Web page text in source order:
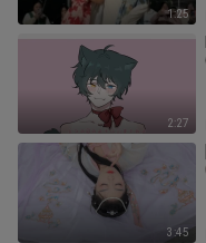
1:25
2:27
3:45